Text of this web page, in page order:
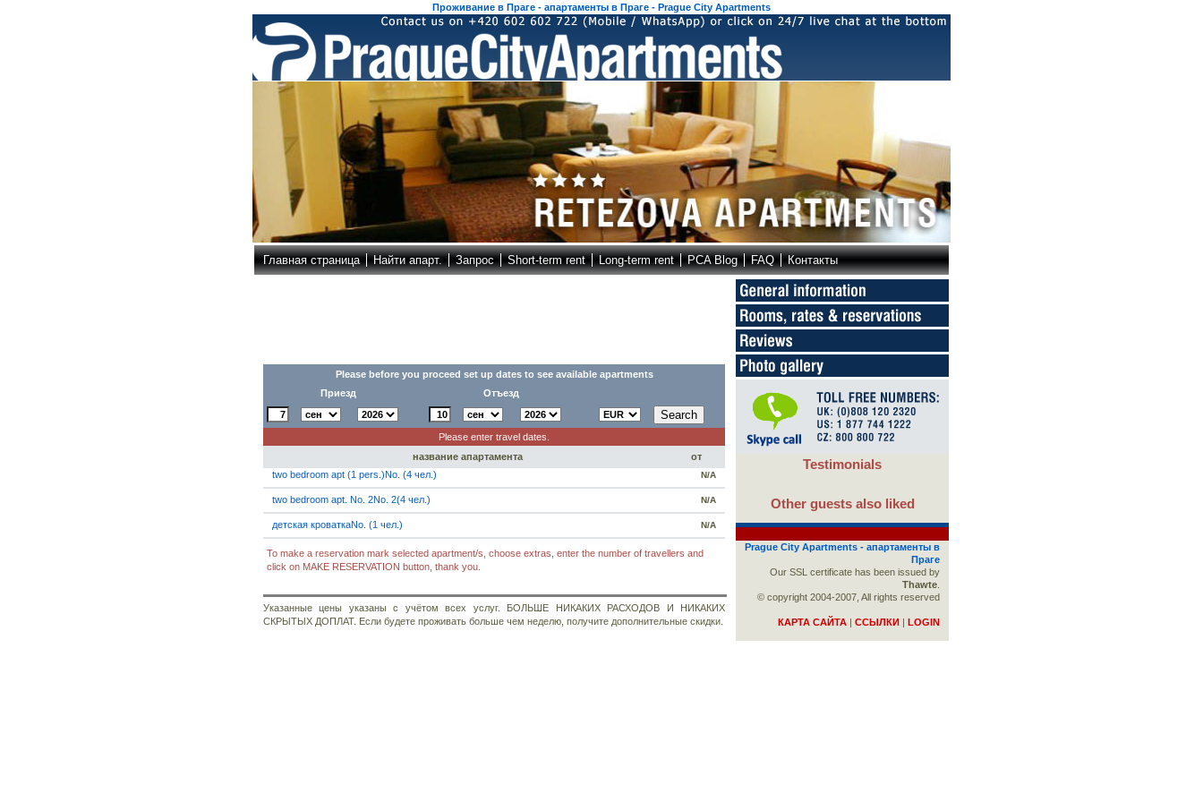
Проживание в Праге - апартаменты в Праге - Prague City Apartments
Главная страница Найти апарт. Запрос Short-term rent Long-term rent PCA Blog FAQ Контакты
Please before you proceed set up dates to see available apartments
Приезд
Отъезд
Please enter travel dates.
название апартамента
от
two bedroom apt (1 pers.)No. (4 чел.)
N/A
two bedroom apt. No. 2No. 2(4 чел.) N/A
детская кроваткаNo. (1 чел.) N/A
To make a reservation mark selected apartment/s, choose extras, enter the number of travellers and
click on MAKE RESERVATION button, thank you.
Указанные цены указаны с учётом всех услуг. БОЛЬШЕ НИКАКИХ РАСХОДОВ И НИКАКИХ
СКРЫТЫХ ДОПЛАТ. Если будете проживать больше чем неделю, получите дополнительные скидки.
Testimonials
Other guests also liked
Prague City Apartments - апартаменты в
Праге
Our SSL certificate has been issued by
Thawte
© copyright 2004-2007, All rights reserved
КАРТА САЙТА | ССЫЛКИ | LOGIN